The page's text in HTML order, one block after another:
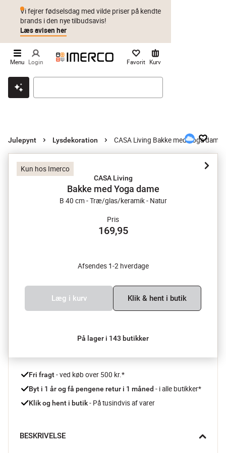
Klik & hent Byt i 1 år Prismatch
Vi fejrer fødselsdag med vilde priser på kendte
brands i den nye tilbudsavis!
Læs avisen her
Menu Login Favorit Kurv
Julepynt Lysdekoration CASA Living Bakke med Yoga dame
Kun hos Imerco
CASA Living
Bakke med Yoga dame
B 40 cm - Træ/glas/keramik - Natur
Pris
169,95
Afsendes 1-2 hverdage
Læg i kurv Klik & hent i butik
På lager i 143 butikker
Fri fragt - ved køb over 500 kr.*
Byt i 1 år og få pengene retur i 1 måned - i alle butikker*
Klik og hent i butik - På tusindvis af varer
BESKRIVELSE